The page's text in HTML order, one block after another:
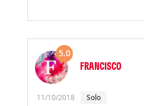
5.0
FRANCISCO
11/10/2018 Solo